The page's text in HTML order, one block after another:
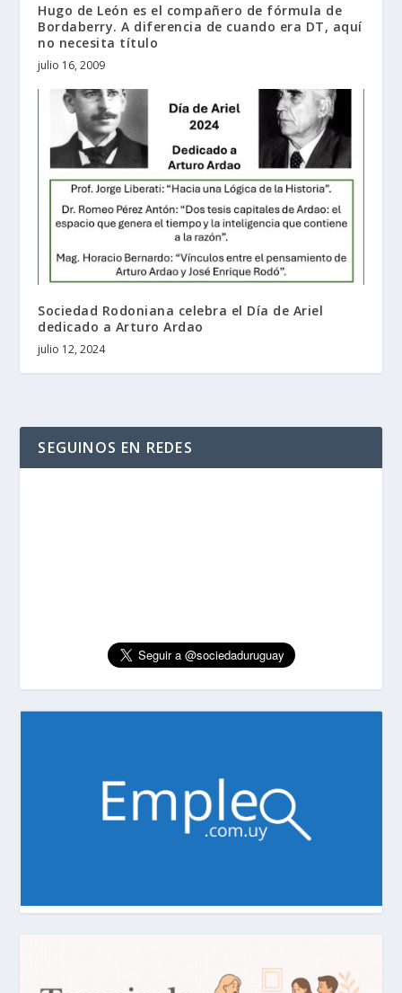
Hugo de León es el compañero de fórmula de
Bordaberry. A diferencia de cuando era DT, aquí
no necesita título
julio 16, 2009
Sociedad Rodoniana celebra el Día de Ariel
dedicado a Arturo Ardao
julio 12, 2024
SEGUINOS EN REDES